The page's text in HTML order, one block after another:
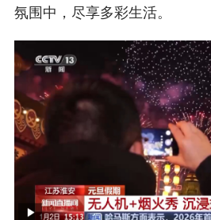
氛围中，尽享多彩生活。